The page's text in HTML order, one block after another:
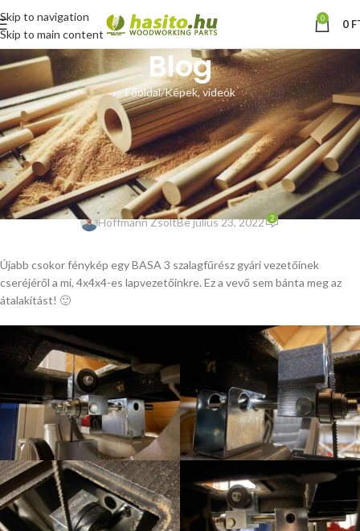
Skip to navigation
Skip to main content
0 0
Blog
Főoldal Képek, videók
KÉPEK, VIDEÓK
Scheppach BASA 3
szalagfűrész lapvezető csere –
vásárlói fotók
Hoffmann ZsoltBe július 23, 2022 2
Újabb csokor fénykép egy BASA 3 szalagfűrész gyári vezetőinek
cseréjéről a mi, 4x4x4-es lapvezetőinkre. Ez a vevő sem bánta meg az
átalakítást! 🙂